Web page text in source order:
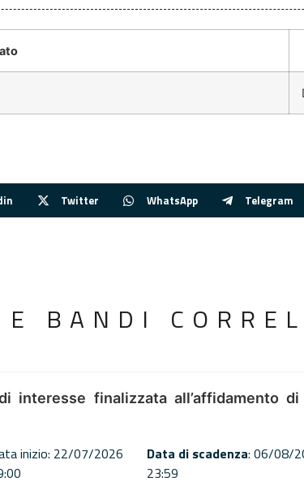
Twitter WhatsApp Telegram
BANDI
interesse finalizzata all’affidamento
inizio: 22/07/2026
Data di scadenza: 06/08/
23:59